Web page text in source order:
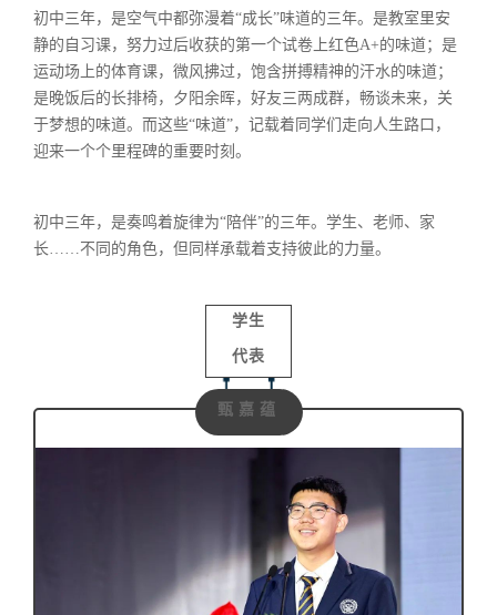
初中三年，是空气中都弥漫着“成长”味道的三年。是教室里安
静的自习课，努力过后收获的第一个试卷上红色A+的味道；是
运动场上的体育课，微风拂过，饱含拼搏精神的汗水的味道；
是晚饭后的长排椅，夕阳余晖，好友三两成群，畅谈未来，关
于梦想的味道。而这些“味道”，记载着同学们走向人生路口，
迎来一个个里程碑的重要时刻。
初中三年，是奏鸣着旋律为“陪伴”的三年。学生、老师、家
长……不同的角色，但同样承载着支持彼此的力量。
学生
代表
甄嘉蕴